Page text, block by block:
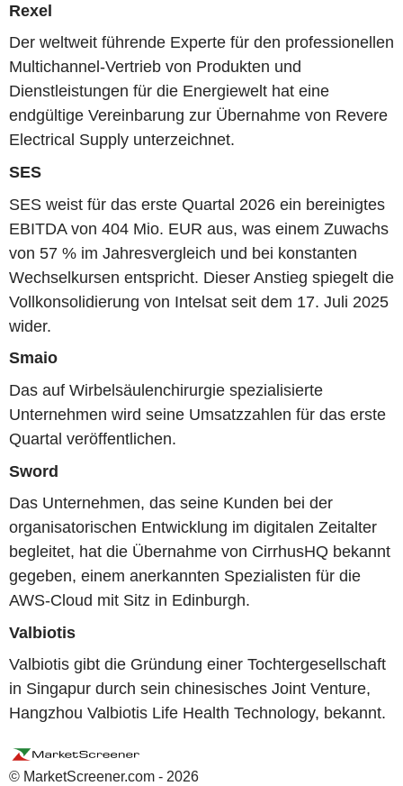
Rexel
Der weltweit führende Experte für den professionellen
Multichannel-Vertrieb von Produkten und
Dienstleistungen für die Energiewelt hat eine
endgültige Vereinbarung zur Übernahme von Revere
Electrical Supply unterzeichnet.
SES
SES weist für das erste Quartal 2026 ein bereinigtes
EBITDA von 404 Mio. EUR aus, was einem Zuwachs
von 57 % im Jahresvergleich und bei konstanten
Wechselkursen entspricht. Dieser Anstieg spiegelt die
Vollkonsolidierung von Intelsat seit dem 17. Juli 2025
wider.
Smaio
Das auf Wirbelsäulenchirurgie spezialisierte
Unternehmen wird seine Umsatzzahlen für das erste
Quartal veröffentlichen.
Sword
Das Unternehmen, das seine Kunden bei der
organisatorischen Entwicklung im digitalen Zeitalter
begleitet, hat die Übernahme von CirrhusHQ bekannt
gegeben, einem anerkannten Spezialisten für die
AWS-Cloud mit Sitz in Edinburgh.
Valbiotis
Valbiotis gibt die Gründung einer Tochtergesellschaft
in Singapur durch sein chinesisches Joint Venture,
Hangzhou Valbiotis Life Health Technology, bekannt.
© MarketScreener.com - 2026